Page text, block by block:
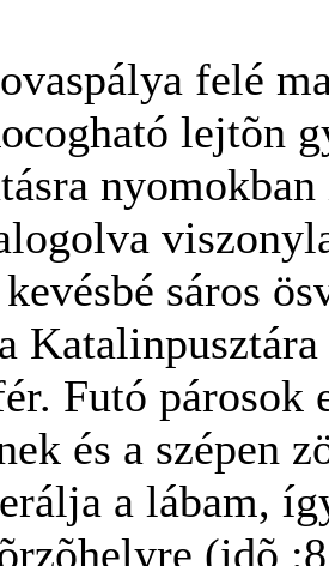
felé
lejtõn
sáros
Futó párosok
és a szépen
a lábam,
(idõ